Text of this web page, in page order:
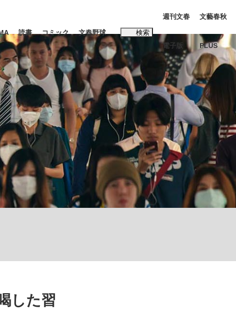
インタビュー 読書
散」WBC日本代表“敗戦”の真実 選手が明かす...
いるのが悲しい」『北の国から』倉本聰氏（91...
、読む将棋
読書 コミック 文春野球 検索
聖子
週刊文春
電子版
文藝春秋
PLUS
した習